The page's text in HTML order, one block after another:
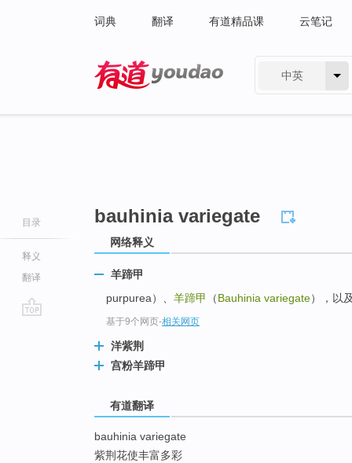
词典 翻译 有道精品课 云笔记
中英
目录
释义
翻译
bauhinia variegate
网络释义
羊蹄甲
purpurea）、 羊蹄甲 （Bauhinia variegate），以
基于9个网页-相关网页
洋紫荆
宫粉羊蹄甲
有道翻译
bauhinia variegate
紫荆花使丰富多彩